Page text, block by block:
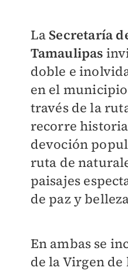
LaSecretaría
Tamaulipas
doble e
en el
través de la
recorre
devoción
ruta de
paisajes
de paz y
En ambas se
de la Virgen